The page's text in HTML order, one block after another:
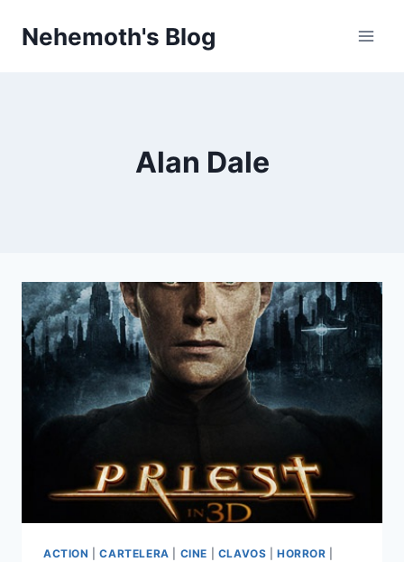
Nehemoth's Blog
Alan Dale
ACTION |CARTELERA CINE CLAVOS |HORROR